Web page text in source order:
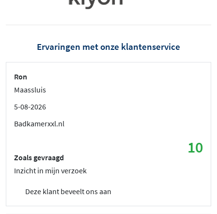
Ervaringen met onze klantenservice
Ron
Maassluis
5-08-2026
Badkamerxxl.nl
10
Zoals gevraagd
Inzicht in mijn verzoek
Deze klant beveelt ons aan